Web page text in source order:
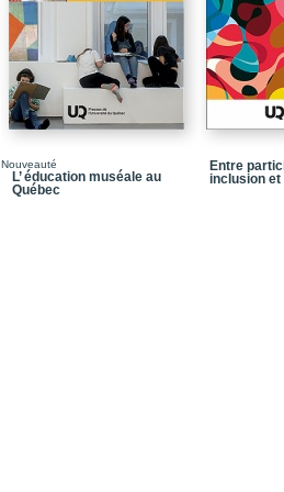
Conclusion
Références
Chapitre 3 /
processus
différemment ?
Nouveauté
L’ éducation muséale au
Québec
Entre
inclusion